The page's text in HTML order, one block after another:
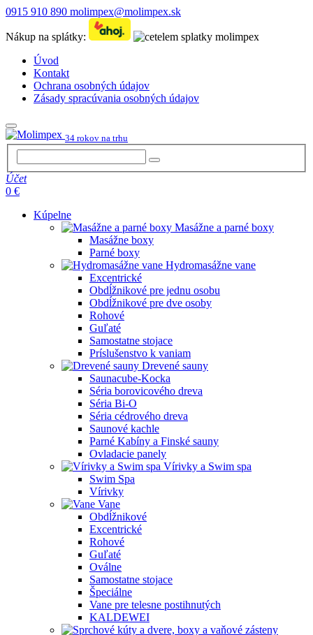
0915 910 890 molimpex@molimpex.sk
Nákup na splátky:
Úvod
Kontakt
Ochrana osobných údajov
Zásady spracúvania osobných údajov
34 rokov na trhu
Účet
0 €
Kúpelne
Masážne a parné boxy
Masážne boxy
Parné boxy
Hydromasážne vane
Excentrické
Obdĺžnikové pre jednu osobu
Obdĺžnikové pre dve osoby
Rohové
Guľaté
Samostatne stojace
Príslušenstvo k vaniam
Drevené sauny
Saunacube-Kocka
Séria borovicového dreva
Séria Bi-O
Séria cédrového dreva
Saunové kachle
Parné Kabíny a Finské sauny
Ovladacie panely
Vírivky a Swim spa
Swim Spa
Vírivky
Vane
Obdĺžnikové
Excentrické
Rohové
Guľaté
Oválne
Samostatne stojace
Špeciálne
Vane pre telesne postihnutých
KALDEWEI